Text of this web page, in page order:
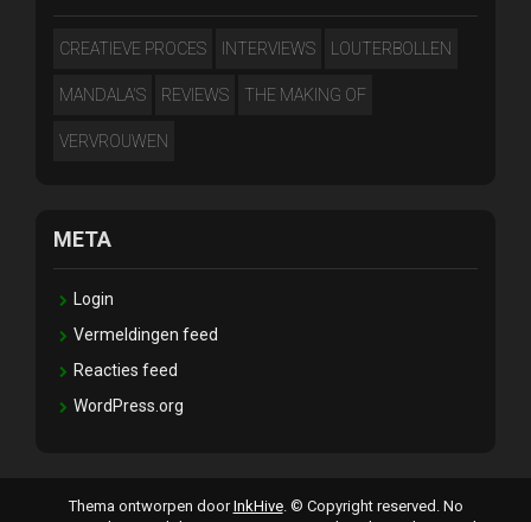
CREATIEVE PROCES INTERVIEWS LOUTERBOLLEN
MANDALA'S REVIEWS THE MAKING OF
VERVROUWEN
META
Login
Vermeldingen feed
Reacties feed
WordPress.org
Thema ontworpen doorInkHive. © Copyright reserved. No